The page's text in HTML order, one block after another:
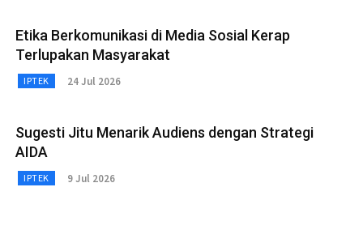
Etika Berkomunikasi di Media Sosial Kerap
Terlupakan Masyarakat
IPTEK 24 Jul 2026
Sugesti Jitu Menarik Audiens dengan Strategi
AIDA
IPTEK 9 Jul 2026